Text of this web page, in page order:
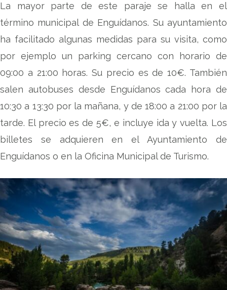
La mayor parte de este paraje se halla en el
término municipal de Enguídanos. Su ayuntamiento
ha facilitado algunas medidas para su visita, como
por ejemplo un parking cercano con horario de
09:00 a 21:00 horas. Su precio es de 10€. También
salen autobuses desde Enguídanos cada hora de
10:30 a 13:30 por la mañana, y de 18:00 a 21:00 por la
tarde. El precio es de 5€, e incluye ida y vuelta. Los
billetes se adquieren en el Ayuntamiento de
Enguídanos o en la Oficina Municipal de Turismo.